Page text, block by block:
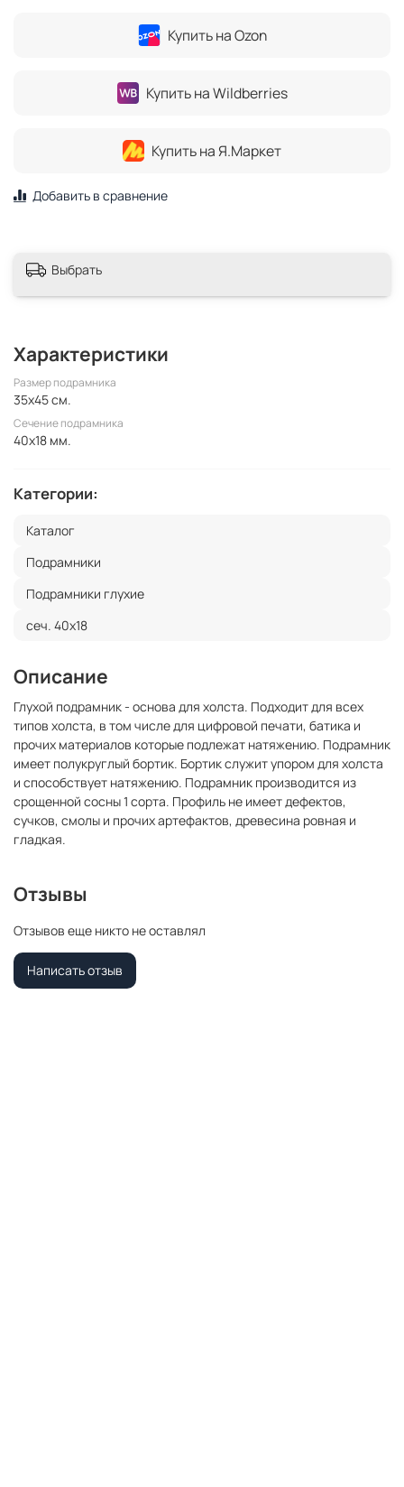
Купить на Ozon
Купить на Wildberries
Купить на Я.Маркет
Добавить в сравнение
Выбрать
Характеристики
Размер подрамника
35x45 см.
Сечение подрамника
40x18 мм.
Категории:
Каталог
Подрамники
Подрамники глухие
сеч. 40х18
Описание
Глухой подрамник - основа для холста. Подходит для всех
типов холста, в том числе для цифровой печати, батика и
прочих материалов которые подлежат натяжению. Подрамник
имеет полукруглый бортик. Бортик служит упором для холста
и способствует натяжению. Подрамник производится из
срощенной сосны 1 сорта. Профиль не имеет дефектов,
сучков, смолы и прочих артефактов, древесина ровная и
гладкая.
Отзывы
Отзывов еще никто не оставлял
Написать отзыв